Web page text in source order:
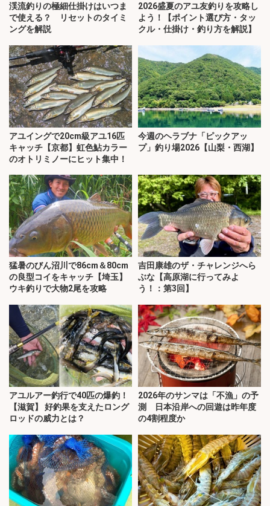
渓流釣りの極細仕掛けはいつま
で使える？ リセットのタイミ
ングを解説
2026盛夏のアユ友釣りを攻略し
よう！【ポイント選び方・タッ
クル・仕掛け・釣り方を解説】
アユイングで20cm級アユ16匹
キャッチ【京都】虹色鮎カラー
のオトリミノーにヒット集中！
今週のヘラブナ「ピックアッ
プ」釣り場2026【山梨・西湖】
猛暑のびん沼川で86cm＆80cm
の良型コイをキャッチ【埼玉】
ウキ釣りで大物2尾を攻略
吉田康雄のザ・チャレンジへら
ぶな【高原湖に行ってみよ
う！：第3回】
アユルアー釣行で40匹の爆釣！
【滋賀】 好釣果を支えたロング
ロッドの威力とは？
2026年のサンマは「不漁」の予
測 日本沿岸への回遊は昨年度
の4割程度か